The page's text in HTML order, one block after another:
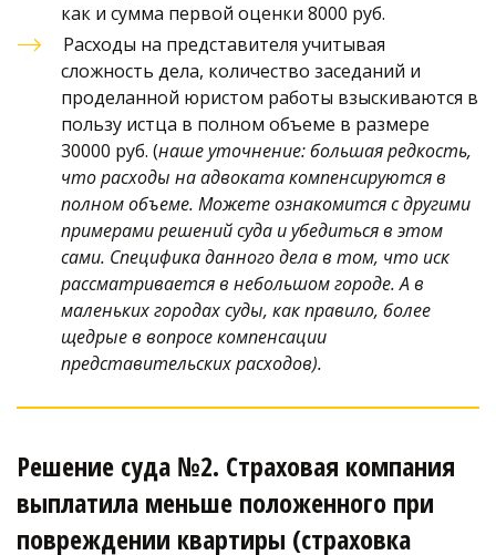
как и сумма первой оценки 8000 руб.
Расходы на представителя учитывая
сложность дела, количество заседаний и
проделанной юристом работы взыскиваются в
пользу истца в полном объеме в размере
30000 руб. (нашеуточнение: большая редкость,
что расходы на адвоката компенсируются в
полном объеме. Можете ознакомится с другими
примерами решений суда и убедиться в этом
сами. Специфика данного дела в том, что иск
рассматривается в небольшом городе. А в
маленьких городах суды, как правило, более
щедрые в вопросе компенсации
представительских расходов).
Решение суда №2. Страховая компания
выплатила меньше положенного при
повреждении квартиры (страховка